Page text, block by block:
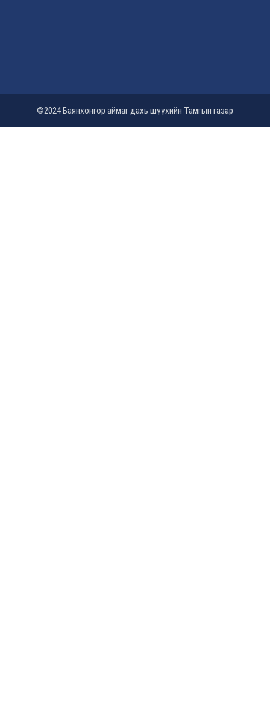
©2024 Баянхонгор аймаг дахь шүүхийн Тамгын газар